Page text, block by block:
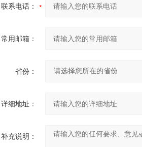
联系电话：
常用邮箱：
省份：
详细地址：
补充说明：